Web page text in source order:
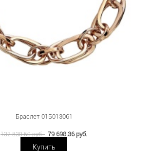
Браслет 01Б013061
132 830.60 руб. 79 698.36 руб.
Купить